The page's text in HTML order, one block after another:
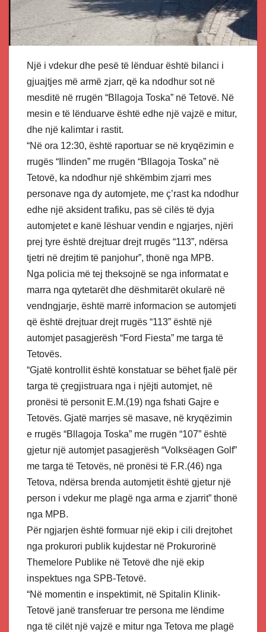
Një i vdekur dhe pesë të lënduar është bilanci i
gjuajtjes më armë zjarr, që ka ndodhur sot në
mesditë në rrugën “Bllagoja Toska” në Tetovë. Në
mesin e të lënduarve është edhe një vajzë e mitur,
dhe një kalimtar i rastit.
“Në ora 12:30, është raportuar se në kryqëzimin e
rrugës “Ilinden” me rrugën “Bllagoja Toska” në
Tetovë, ka ndodhur një shkëmbim zjarri mes
personave nga dy automjete, me ç’rast ka ndodhur
edhe një aksident trafiku, pas së cilës të dyja
automjetet e kanë lëshuar vendin e ngjarjes, njëri
prej tyre është drejtuar drejt rrugës “113”, ndërsa
tjetri në drejtim të panjohur”, thonë nga MPB.
Nga policia më tej theksojnë se nga informatat e
marra nga qytetarët dhe dëshmitarët okularë në
vendngjarje, është marrë informacion se automjeti
që është drejtuar drejt rrugës “113” është një
automjet pasagjerësh “Ford Fiesta” me targa të
Tetovës.
“Gjatë kontrollit është konstatuar se bëhet fjalë për
targa të çregjistruara nga i njëjti automjet, në
pronësi të personit E.M.(19) nga fshati Gajre e
Tetovës. Gjatë marrjes së masave, në kryqëzimin
e rrugës “Bllagoja Toska” me rrugën “107” është
gjetur një automjet pasagjerësh “Volksëagen Golf”
me targa të Tetovës, në pronësi të F.R.(46) nga
Tetova, ndërsa brenda automjetit është gjetur një
person i vdekur me plagë nga arma e zjarrit” thonë
nga MPB.
Për ngjarjen është formuar një ekip i cili drejtohet
nga prokurori publik kujdestar në Prokurorinë
Themelore Publike në Tetovë dhe një ekip
inspektues nga SPB-Tetovë.
“Në momentin e inspektimit, në Spitalin Klinik-
Tetovë janë transferuar tre persona me lëndime
nga të cilët një vajzë e mitur nga Tetova me plagë